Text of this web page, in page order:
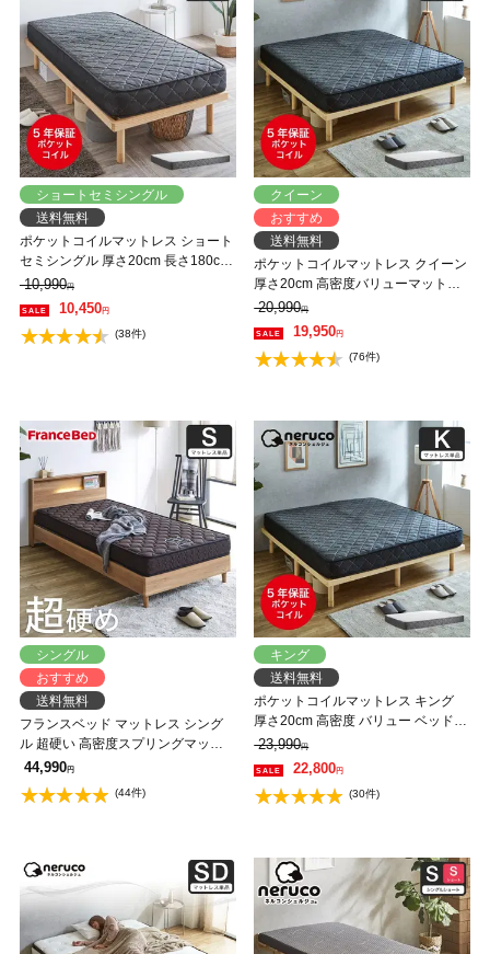
ショートセミシングル
送料無料
ポケットコイルマットレス ショート
セミシングル 厚さ20cm 長さ180cm
高密度 バリュー ネルコンシェルジ
ュ マットレス 抗菌防臭 防ダニ
10,990円
10,450円
(38件)
クイーン
おすすめ
送料無料
ポケットコイルマットレス クイーン
厚さ20cm 高密度バリューマットレ
ス クィーン ネルコンシェルジュ マ
ットレス 抗菌防臭 防ダニ
20,990円
19,950円
(76件)
シングル
おすすめ
送料無料
フランスベッド マットレス シング
ル 超硬い 高密度スプリングマット
レス ツインサポートスプリング 2年
44,990円
(44件)
キング
送料無料
ポケットコイルマットレス キング
厚さ20cm 高密度 バリュー ベッドコ
ンシェルジュ マットレス 抗菌防臭
23,990円
22,800円
(30件)